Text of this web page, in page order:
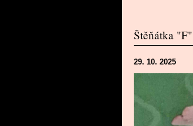
Štěňátka
29. 10. 2025